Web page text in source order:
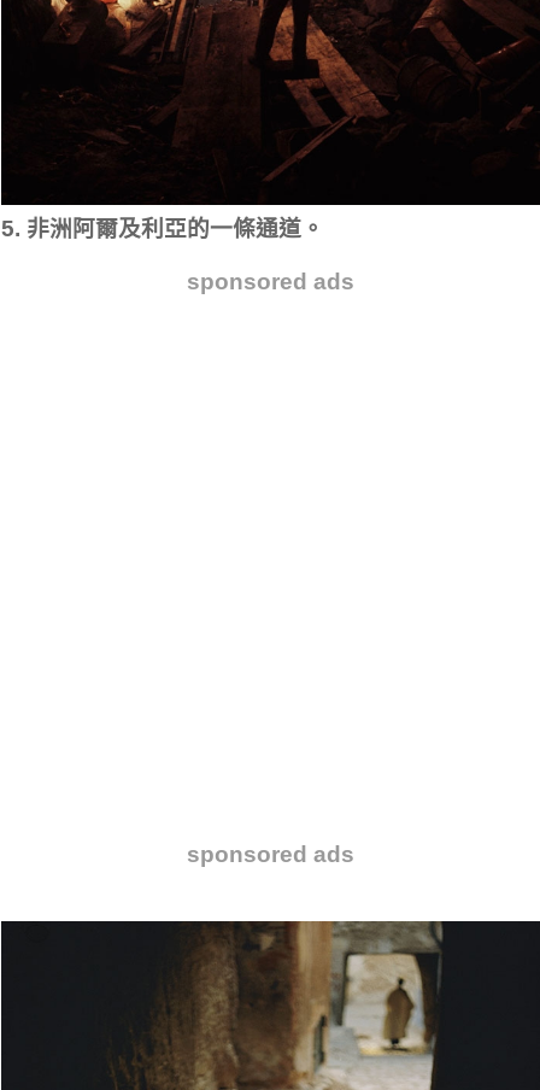
5. 非洲阿爾及利亞的一條通道。
sponsored ads
sponsored ads